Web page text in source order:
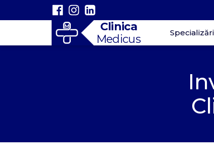
Clinica
Medicus
Specializări